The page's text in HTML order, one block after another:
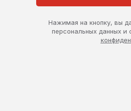
Нажимая на кнопку, вы
персональных данных и